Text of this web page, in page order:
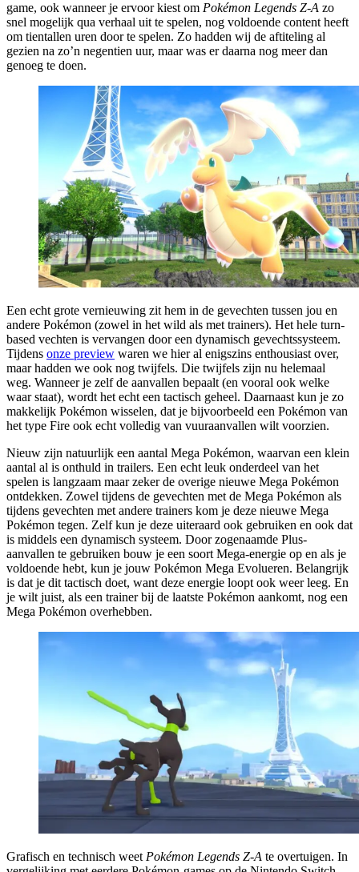
game, ook wanneer je ervoor kiest om Pokémon Legends Z-A zo
snel mogelijk qua verhaal uit te spelen, nog voldoende content heeft
om tientallen uren door te spelen. Zo hadden wij de aftiteling al
gezien na zo’n negentien uur, maar was er daarna nog meer dan
genoeg te doen.
Een echt grote vernieuwing zit hem in de gevechten tussen jou en
andere Pokémon (zowel in het wild als met trainers). Het hele turn-
based vechten is vervangen door een dynamisch gevechtssysteem.
Tijdens onze preview waren we hier al enigszins enthousiast over,
maar hadden we ook nog twijfels. Die twijfels zijn nu helemaal
weg. Wanneer je zelf de aanvallen bepaalt (en vooral ook welke
waar staat), wordt het echt een tactisch geheel. Daarnaast kun je zo
makkelijk Pokémon wisselen, dat je bijvoorbeeld een Pokémon van
het type Fire ook echt volledig van vuuraanvallen wilt voorzien.
Nieuw zijn natuurlijk een aantal Mega Pokémon, waarvan een klein
aantal al is onthuld in trailers. Een echt leuk onderdeel van het
spelen is langzaam maar zeker de overige nieuwe Mega Pokémon
ontdekken. Zowel tijdens de gevechten met de Mega Pokémon als
tijdens gevechten met andere trainers kom je deze nieuwe Mega
Pokémon tegen. Zelf kun je deze uiteraard ook gebruiken en ook dat
is middels een dynamisch systeem. Door zogenaamde Plus-
aanvallen te gebruiken bouw je een soort Mega-energie op en als je
voldoende hebt, kun je jouw Pokémon Mega Evolueren. Belangrijk
is dat je dit tactisch doet, want deze energie loopt ook weer leeg. En
je wilt juist, als een trainer bij de laatste Pokémon aankomt, nog een
Mega Pokémon overhebben.
Grafisch en technisch weetPokémon Legends Z-A te overtuigen. In